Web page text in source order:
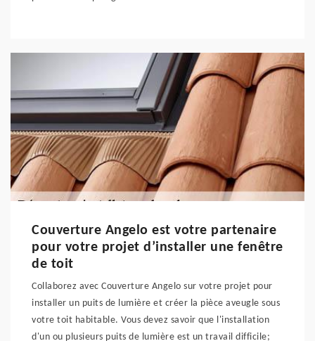
Couverture Angelo est votre partenaire
pour votre projet d’installer une fenêtre
de toit
Collaborez avec Couverture Angelo sur votre projet pour
installer un puits de lumière et créer la pièce aveugle sous
votre toit habitable. Vous devez savoir que l'installation
d'un ou plusieurs puits de lumière est un travail difficile;